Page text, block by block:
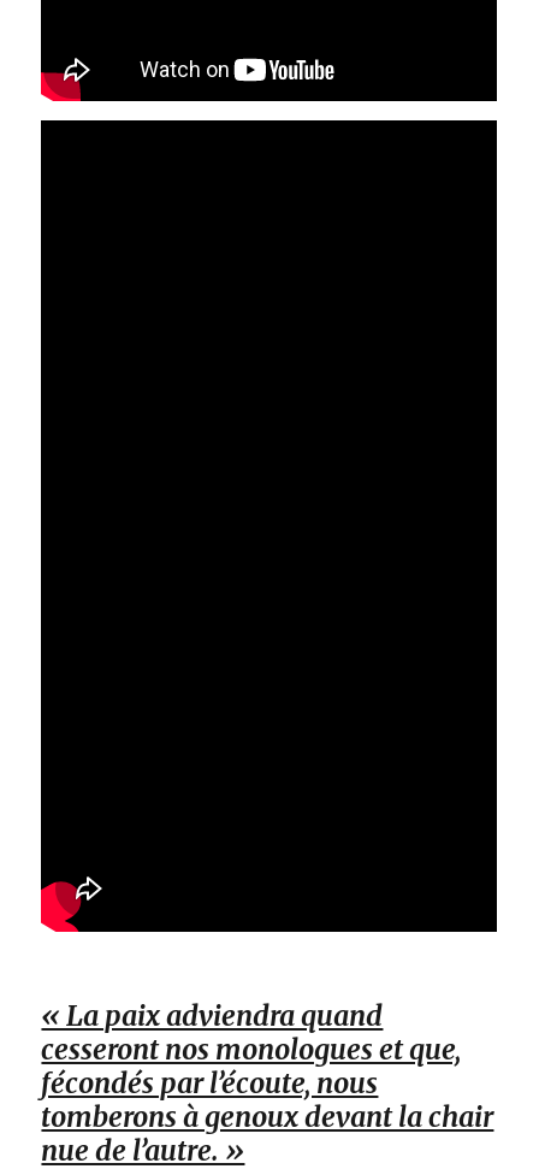
« La paix adviendra quand
cesseront nos monologues et que,
fécondés par l’écoute, nous
tomberons à genoux devant la chair
nue de l’autre. »